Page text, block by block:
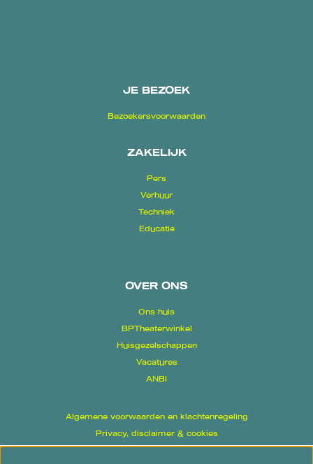
JE BEZOEK
Bezoekersvoorwaarden
ZAKELIJK
Pers
Verhuur
Techniek
Educatie
OVER ONS
Ons huis
BPTheaterwinkel
Huisgezelschappen
Vacatures
ANBI
Algemene voorwaarden en klachtenregeling
Privacy, disclaimer & cookies
Proclaimer